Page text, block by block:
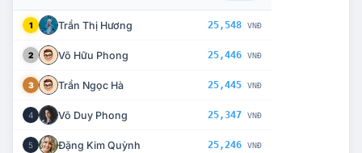
1 Trần Thị Hương 25,548 VNĐ
2 Võ Hữu Phong 25,446 VNĐ
3 Trần Ngọc Hà 25,445 VNĐ
4 Võ Duy Phong 25,347 VNĐ
5 Đặng Kim Quỳnh 25,246 VNĐ